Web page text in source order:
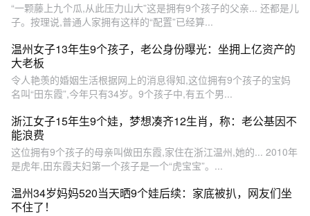
“一颗藤上九个瓜,从此压力山大”这是拥有9个孩子的父亲... 还都是儿
子。按理说,普通人家拥有这样的“配置”已经算...
温州女子13年生9个孩子，老公身份曝光：坐拥上亿资产的
大老板
令人艳羡的婚姻生活根据网上的消息得知,这位拥有9个孩子的宝妈
名叫“田东霞”,今年只有34岁。9个孩子中,有五个男...
浙江女子15年生9个娃，梦想凑齐12生肖，称：老公基因不
能浪费
这位拥有9个孩子的母亲叫做田东霞,家住在浙江温州,她的... 2010年
是虎年,田东霞夫妇第一个孩子是一个“虎宝宝”。...
温州34岁妈妈520当天晒9个娃后续：家底被扒，网友们坐
不住了！